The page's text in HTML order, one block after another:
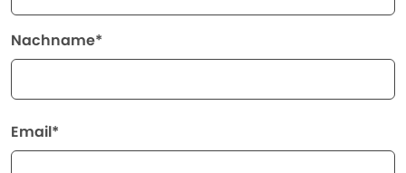
Nachname*
Email*